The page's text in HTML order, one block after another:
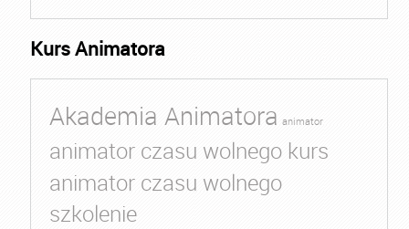
Kurs Animatora
Akademia Animatora animator
animator czasu wolnego kurs
animator czasu wolnego
szkolenie